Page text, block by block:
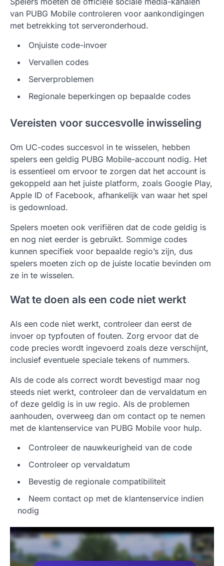
van PUBG Mobile controleren voor aankondigingen
met betrekking tot serveronderhoud.
Onjuiste code-invoer
Vervallen codes
Serverproblemen
Regionale beperkingen op bepaalde codes
Vereisten voor succesvolle inwisseling
Om UC-codes succesvol in te wisselen, hebben
spelers een geldig PUBG Mobile-account nodig. Het
is essentieel om ervoor te zorgen dat het account is
gekoppeld aan het juiste platform, zoals Google Play,
Apple ID of Facebook, afhankelijk van waar het spel
is gedownload.
Spelers moeten ook verifiëren dat de code geldig is
en nog niet eerder is gebruikt. Sommige codes
kunnen specifiek voor bepaalde regio’s zijn, dus
spelers moeten zich op de juiste locatie bevinden om
ze in te wisselen.
Wat te doen als een code niet werkt
Als een code niet werkt, controleer dan eerst de
invoer op typfouten of fouten. Zorg ervoor dat de
code precies wordt ingevoerd zoals deze verschijnt,
inclusief eventuele speciale tekens of nummers.
Als de code als correct wordt bevestigd maar nog
steeds niet werkt, controleer dan de vervaldatum en
of deze geldig is in uw regio. Als de problemen
aanhouden, overweeg dan om contact op te nemen
met de klantenservice van PUBG Mobile voor hulp.
Controleer de nauwkeurigheid van de code
Controleer op vervaldatum
Bevestig de regionale compatibiliteit
Neem contact op met de klantenservice indien
nodig